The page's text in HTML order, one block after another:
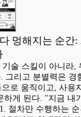
멍해지는 순간
술 스킬이 아니라,
그리고 분별력은 경
로 움직이고, 사용
하게 된다. "지금 내
절차만 수행하는